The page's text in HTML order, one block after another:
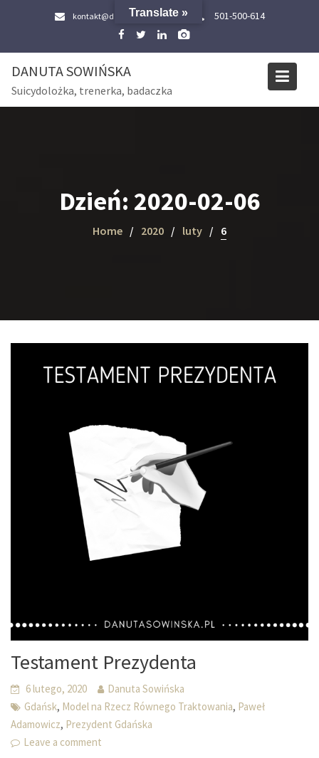
kontakt@danutasowinska.pl 501-500-614
DANUTA SOWIŃSKA
Suicydolożka, trenerka, badaczka
Dzień: 2020-02-06
Home 2020 luty 6
Testament Prezydenta
6 lutego, 2020
Danuta Sowińska
Gdańsk, Model na Rzecz Równego Traktowania, Paweł
Adamowicz, Prezydent Gdańska
Leave a comment
Translate »